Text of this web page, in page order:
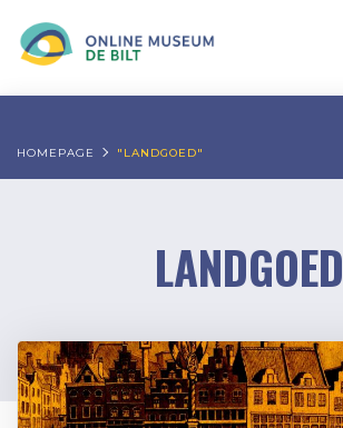
HOMEPAGE "LANDGOED"
LANDGOED